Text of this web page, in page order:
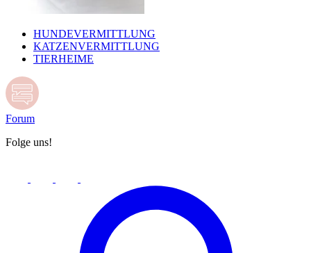
HUNDEVERMITTLUNG
KATZENVERMITTLUNG
TIERHEIME
Forum
Folge uns!